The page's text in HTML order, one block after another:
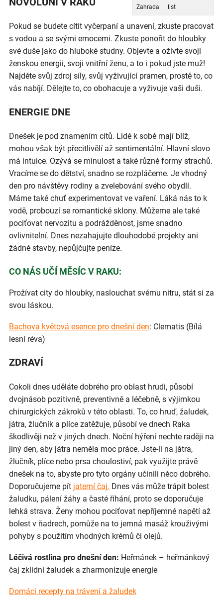
Zahrada list
Pokud se budete cítit vyčerpaní a unavení, zkuste pracovat
s vodou a se svými emocemi. Zkuste ponořit do hloubky
své duše jako do hluboké studny. Objevte a oživte svoji
ženskou energii, svoji vnitřní ženu, a to i pokud jste muž!
Najděte svůj zdroj síly, svůj vyživující pramen, prostě to, co
vás nabíjí. Dělejte to, co obohacuje a vyživuje vaši duši.
ENERGIE DNE
Dnešek je pod znamením citů. Lidé k sobě mají blíž,
mohou však být přecitlivělí až sentimentální. Hlavní slovo
má intuice. Ozývá se minulost a také různé formy strachů.
Vracíme se do dětství, snadno se rozpláčeme. Je vhodný
den pro návštěvy rodiny a zvelebování svého obydlí.
Máme také chuť experimentovat ve vaření. Láká nás to k
vodě, probouzí se romantické sklony. Můžeme ale také
pociťovat nervozitu a podrážděnost, jsme snadno
ovlivnitelní. Dnes nezahajujte dlouhodobé projekty ani
žádné stavby, nepůjčujte peníze.
CO NÁS UČÍ MĚSÍC V RAKU:
Prožívat city do hloubky, naslouchat svému nitru, stát si za
svou láskou.
Bachova květová esence pro dnešní den: Clematis (Bílá
lesní réva)
ZDRAVÍ
Cokoli dnes uděláte dobrého pro oblast hrudi, působí
dvojnásob pozitivně, preventivně a léčebně, s výjimkou
chirurgických zákroků v této oblasti. To, co hruď, žaludek,
játra, žlučník a plíce zatěžuje, působí ve dnech Raka
škodlivěji než v jiných dnech. Noční hýření nechte raději na
jiný den, aby játra neměla moc práce. Jste-li na játra,
žlučník, plíce nebo prsa choulostiví, pak využijte právě
dnešek na to, abyste pro tyto orgány učinili něco dobrého.
Doporučujeme pít jaterní čaj. Dnes vás může trápit bolest
žaludku, pálení žáhy a časté říhání, proto se doporučuje
lehká strava. Ženy mohou pociťovat nepříjemné napětí až
bolest v ňadrech, pomůže na to jemná masáž krouživými
pohyby s použitím vhodných krémů či olejů.
Léčivá rostlina pro dnešní den: Heřmánek – heřmánkový
čaj zklidní žaludek a zharmonizuje energie
Domácí recepty na trávení a žaludek